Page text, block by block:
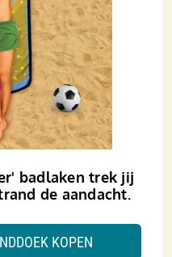
badlaken trek jij
de aandacht.
KOPEN